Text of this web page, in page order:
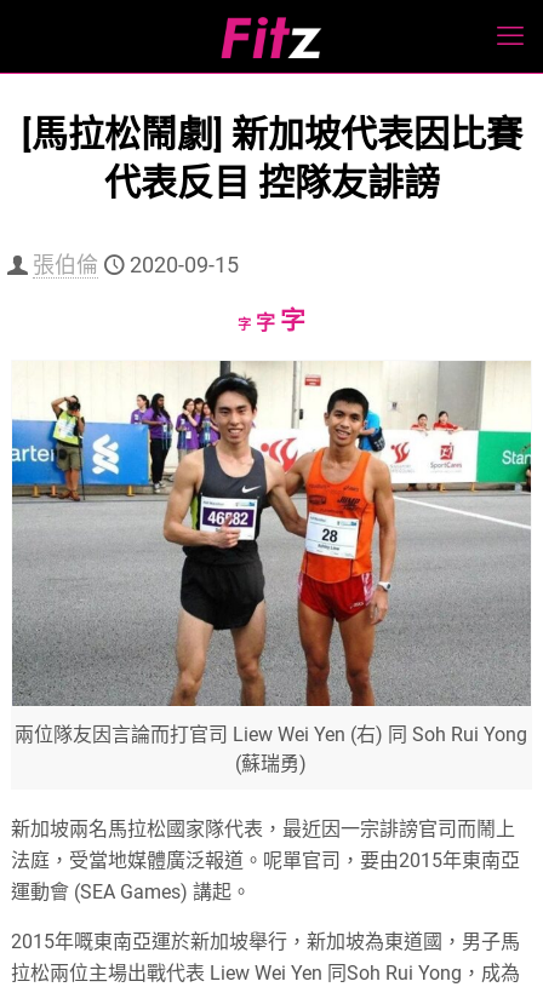
[馬拉松鬧劇] 新加坡代表因比賽
代表反目 控隊友誹謗
張伯倫 2020-09-15
字Decrease
size.
字Reset
size.
字Increase
size.
兩位隊友因言論而打官司 Liew Wei Yen (右) 同 Soh Rui Yong
(蘇瑞勇)
新加坡兩名馬拉松國家隊代表，最近因一宗誹謗官司而鬧上
法庭，受當地媒體廣泛報道。呢單官司，要由2015年東南亞
運動會 (SEA Games) 講起。
2015年嘅東南亞運於新加坡舉行，新加坡為東道國，男子馬
拉松兩位主場出戰代表 Liew Wei Yen 同Soh Rui Yong，成為